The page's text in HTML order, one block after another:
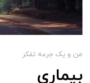
من و یک جرعه تفکر
بیماری